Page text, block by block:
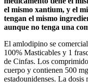
el mismo xantium, y el
tengan el mismo
aunque no tenga una
El amlodipino se
100% Masticables y 1
de Cinfas. Los
cuerpo y contienen 500
estadounidenses. La dosis